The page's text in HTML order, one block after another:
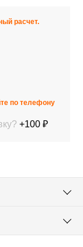
расчет.
по телефону
+100 ₽